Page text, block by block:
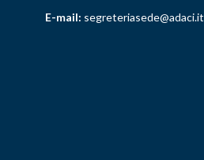
E-mail: segreteriasede@adaci.it